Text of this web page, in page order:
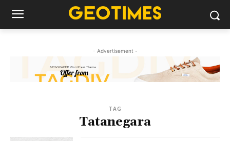
- Advertisement -
TAG
Tatanegara